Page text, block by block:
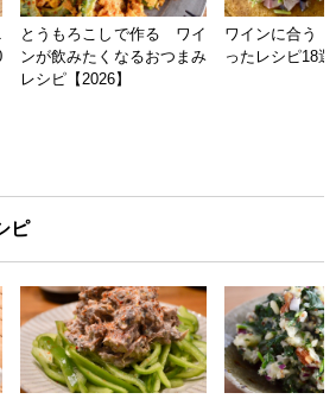
とうもろこしで作る ワイ
ンが飲みたくなるおつまみ
レシピ【2026】
ワインに合う
ったレシピ18
ピ